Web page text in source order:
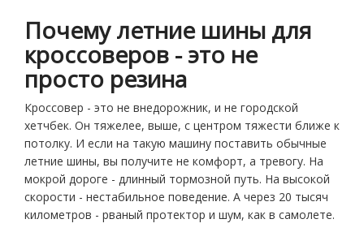
Почему летние шины для
кроссоверов - это не
просто резина
Кроссовер - это не внедорожник, и не городской
хетчбек. Он тяжелее, выше, с центром тяжести ближе к
потолку. И если на такую машину поставить обычные
летние шины, вы получите не комфорт, а тревогу. На
мокрой дороге - длинный тормозной путь. На высокой
скорости - нестабильное поведение. А через 20 тысяч
километров - рваный протектор и шум, как в самолете.